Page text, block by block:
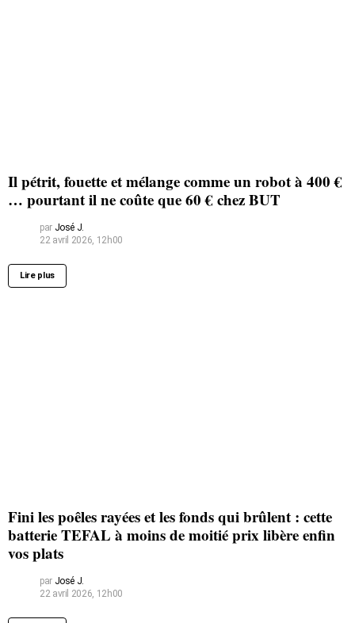
Il pétrit, fouette et mélange comme un robot à 400 €
… pourtant il ne coûte que 60 € chez BUT
par José J.
22 avril 2026, 12h00
Lire plus
Fini les poêles rayées et les fonds qui brûlent : cette
batterie TEFAL à moins de moitié prix libère enfin
vos plats
par José J.
22 avril 2026, 12h00